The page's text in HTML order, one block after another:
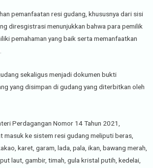
pemanfaatan resi gudang, khususnya dari sisi
diresgistrasi menunjukkan bahwa para pemilik
pemahaman yang baik serta memanfaatkan
sekaligus menjadi dokumen bukti
yang disimpan di gudang yang diterbitkan oleh
Perdagangan Nomor 14 Tahun 2021,
masuk ke sistem resi gudang meliputi beras,
karet, garam, lada, pala, ikan, bawang merah,
laut, gambir, timah, gula kristal putih, kedelai,